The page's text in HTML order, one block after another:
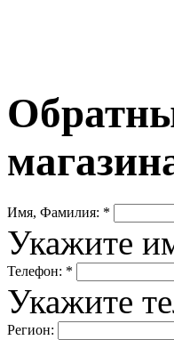
Имя, Фамилия: *
Укажите
Телефон: *
Укажите
Регион: